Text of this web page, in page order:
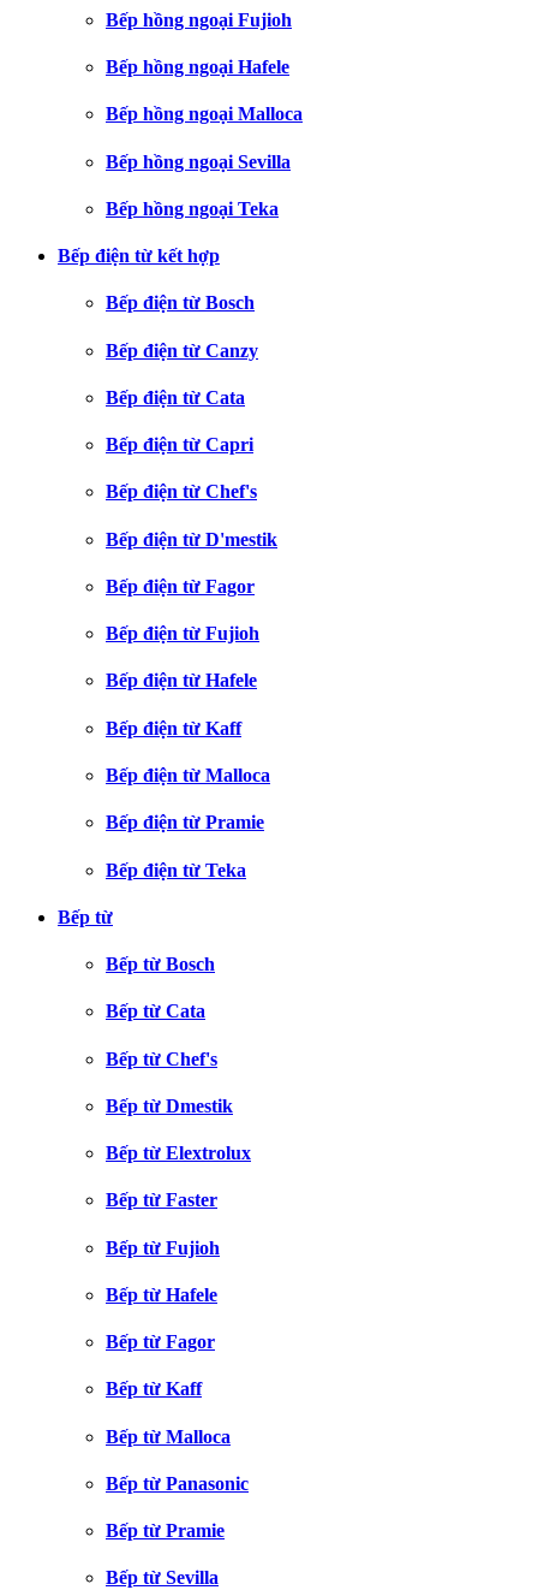
Bếp hồng ngoại Fujioh
Bếp hồng ngoại Hafele
Bếp hồng ngoại Malloca
Bếp hồng ngoại Sevilla
Bếp hồng ngoại Teka
Bếp điện từ kết hợp
Bếp điện từ Bosch
Bếp điện từ Canzy
Bếp điện từ Cata
Bếp điện từ Capri
Bếp điện từ Chef's
Bếp điện từ D'mestik
Bếp điện từ Fagor
Bếp điện từ Fujioh
Bếp điện từ Hafele
Bếp điện từ Kaff
Bếp điện từ Malloca
Bếp điện từ Pramie
Bếp điện từ Teka
Bếp từ
Bếp từ Bosch
Bếp từ Cata
Bếp từ Chef's
Bếp từ Dmestik
Bếp từ Elextrolux
Bếp từ Faster
Bếp từ Fujioh
Bếp từ Hafele
Bếp từ Fagor
Bếp từ Kaff
Bếp từ Malloca
Bếp từ Panasonic
Bếp từ Pramie
Bếp từ Sevilla